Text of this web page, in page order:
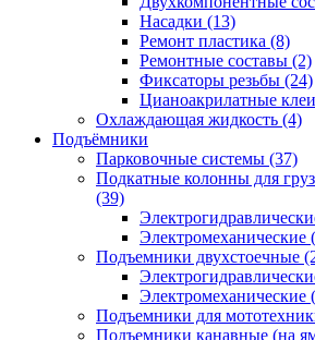
Насадки (13)
Ремонт пластика (8)
Ремонтные составы (2)
Фиксаторы резьбы (24)
Цианоакрилатные клеи
Охлаждающая жидкость (4)
Подъёмники
Парковочные системы (37)
Подкатные колонны для
(39)
Электромеханические
Подъемники двухстоечные
Электромеханические
Подъемники для
Подъемники канавные (на